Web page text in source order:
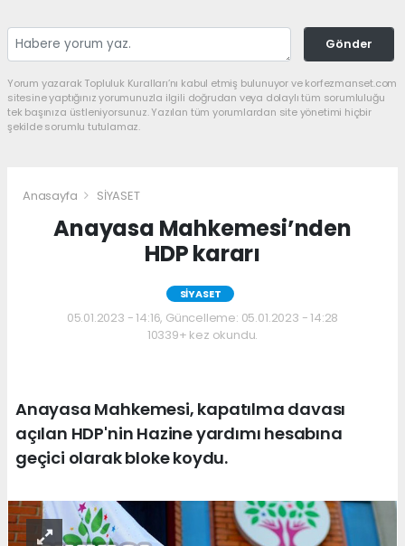
Gönder
Yorum yazarak Topluluk Kuralları’nı kabul etmiş bulunuyor ve korfezmanset.com
sitesine yaptığınız yorumunuzla ilgili doğrudan veya dolaylı tüm sorumluluğu
tek başınıza üstleniyorsunuz. Yazılan tüm yorumlardan site yönetimi hiçbir
şekilde sorumlu tutulamaz.
Anasayfa SİYASET
Anayasa Mahkemesi’nden
HDP kararı
SİYASET
05.01.2023 - 14:16, Güncelleme: 05.01.2023 - 14:28
10339+ kez okundu.
Anayasa Mahkemesi, kapatılma davası
açılan HDP'nin Hazine yardımı hesabına
geçici olarak bloke koydu.